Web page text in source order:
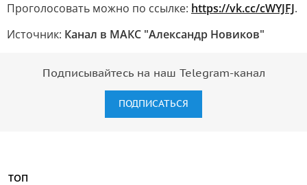
Проголосовать можно по ссылке: https://vk.cc/cWYJFJ.
Источник: Канал в МАКС "Александр Новиков"
Подписывайтесь на наш Telegram-канал
ПОДПИСАТЬСЯ
ТОП